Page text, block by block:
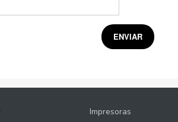
Impresoras